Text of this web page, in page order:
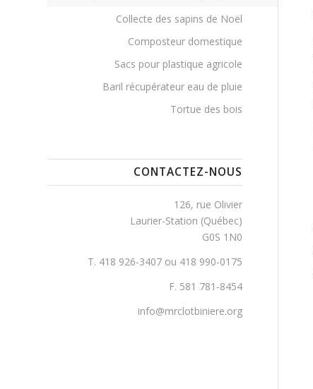
Collecte des sapins de Noël
Composteur domestique
Sacs pour plastique agricole
Baril récupérateur eau de pluie
Tortue des bois
CONTACTEZ-NOUS
126, rue Olivier
Laurier-Station (Québec)
G0S 1N0
T. 418 926-3407 ou 418 990-0175
F. 581 781-8454
info@mrclotbiniere.org